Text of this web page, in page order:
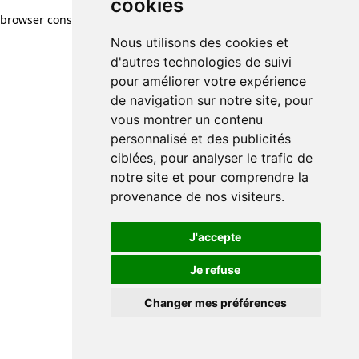
cookies
Nous utilisons des cookies et
d'autres technologies de suivi
pour améliorer votre expérience
de navigation sur notre site, pour
vous montrer un contenu
personnalisé et des publicités
ciblées, pour analyser le trafic de
notre site et pour comprendre la
provenance de nos visiteurs.
J'accepte
Je refuse
Changer mes préférences
browser console for more information)